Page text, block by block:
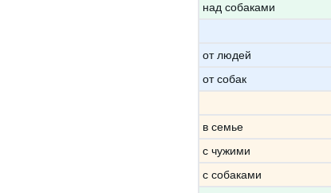
над собаками
от людей
от собак
в семье
с чужими
с собаками